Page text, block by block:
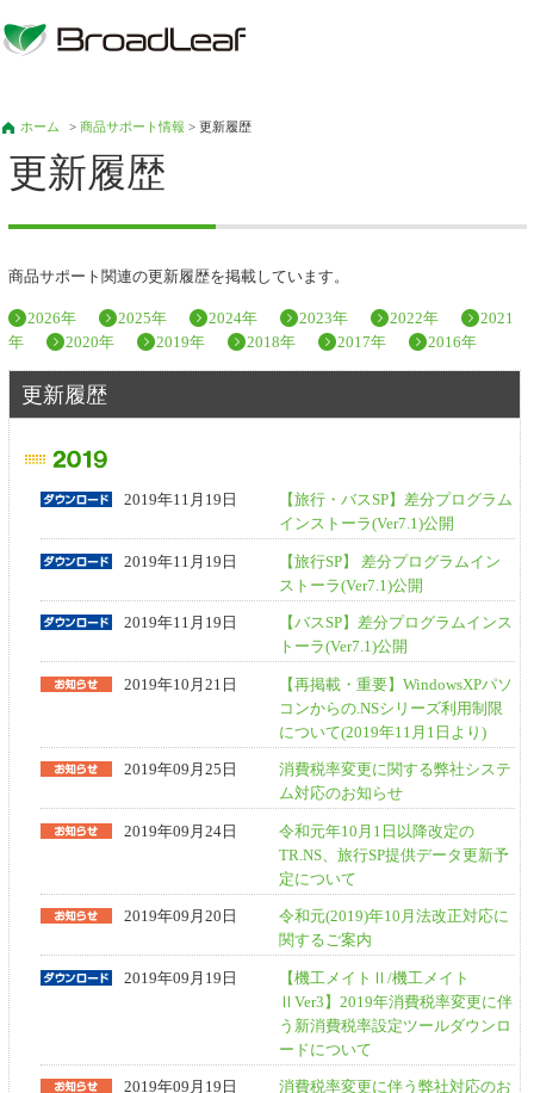
ホーム >商品サポート情報 > 更新履歴
更新履歴
商品サポート関連の更新履歴を掲載しています。
2026年 2025年 2024年 2023年 2022年
2021
年
2020年 2019年 2018年 2017年 2016年
更新履歴
2019年11月19日
【旅行・バスSP】差分プログラム
インストーラ(Ver7.1)公開
2019年11月19日
【旅行SP】 差分プログラムイン
ストーラ(Ver7.1)公開
2019年11月19日
【バスSP】差分プログラムインス
トーラ(Ver7.1)公開
2019年10月21日
【再掲載・重要】WindowsXPパソ
コンからの.NSシリーズ利用制限
について(2019年11月1日より)
2019年09月25日
消費税率変更に関する弊社システ
ム対応のお知らせ
2019年09月24日
令和元年10月1日以降改定の
TR.NS、旅行SP提供データ更新予
定について
2019年09月20日
令和元(2019)年10月法改正対応に
関するご案内
2019年09月19日
【機工メイトⅡ/機工メイト
ⅡVer3】2019年消費税率変更に伴
う新消費税率設定ツールダウンロ
ードについて
2019年09月19日
消費税率変更に伴う弊社対応のお